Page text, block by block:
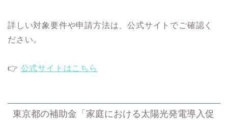
詳しい対象要件や申請方法は、公式サイトでご確認く
ださい。
👉 公式サイトはこちら
東京都の補助金「家庭における太陽光発電導入促